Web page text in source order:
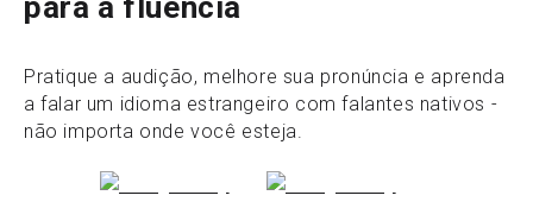
Pratique a audição, melhore sua pronúncia e aprenda
a falar um idioma estrangeiro com falantes nativos -
não importa onde você esteja.